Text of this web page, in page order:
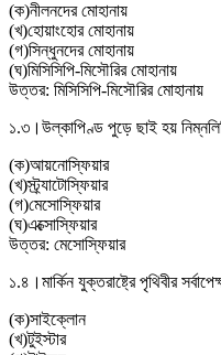
(ক)নীলনদের মোহানায়
(খ)হোয়াংহোর মোহানায়
(গ)সিন্ধুনদের মোহানায়
(ঘ)মিসিসিপি-মিসৌরির মোহানায়
উত্তর: মিসিসিপি-মিসৌরির মোহানায়
১.৩। উল্কাপিণ্ড পুড়ে ছাই হয়
(ক)আয়নোস্ফিয়ার
(খ)স্ট্র্যাটোস্ফিয়ার
(গ)মেসোস্ফিয়ার
(ঘ)এক্সোস্ফিয়ার
উত্তর: মেসোস্ফিয়ার
১.৪। মার্কিন যুক্তরাষ্ট্রে পৃথিবীর
(ক)সাইক্লোন
(খ)টুইস্টার